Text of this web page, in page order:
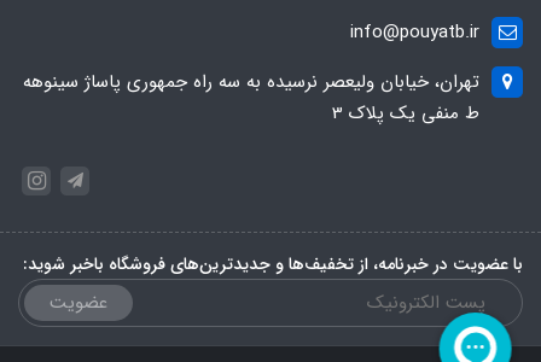
info@pouyatb.ir
تهران، خیابان ولیعصر نرسیده به سه راه جمهوری پاساژ سینوهه
ط منفی یک پلاک 3
با عضویت در خبرنامه، از تخفیف‌ها و جدیدترین‌های فروشگاه باخبر شوید:
عضویت